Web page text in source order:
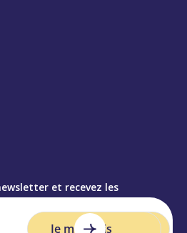
et recevez les
Je